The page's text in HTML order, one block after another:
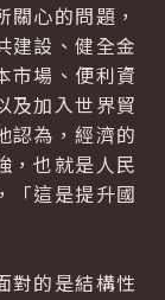
心的問題，
建設、健全金
市場、便利資
及加入世界貿
認為，經濟的
，也就是人民
「這是提升國
的是結構性